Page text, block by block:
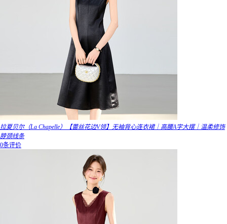
拉夏贝尔（La Chapelle）【蕾丝花边V领】无袖背心连衣裙｜高腰A字大摆｜温柔修饰
脖颈线条
0条评价